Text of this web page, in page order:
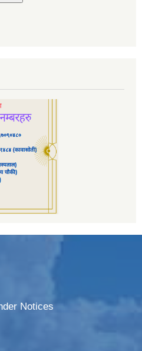
Notices